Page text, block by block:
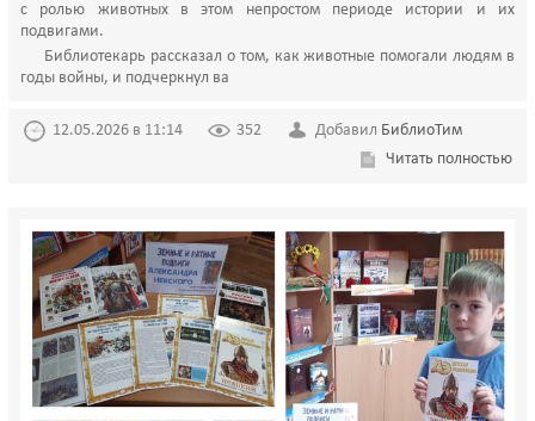
с ролью животных в этом непростом периоде истории и их
подвигами.
Библиотекарь рассказал о том, как животные помогали людям в
годы войны, и подчеркнул ва
12.05.2026 в 11:14 352 Добавил БиблиоТим
Читать полностью